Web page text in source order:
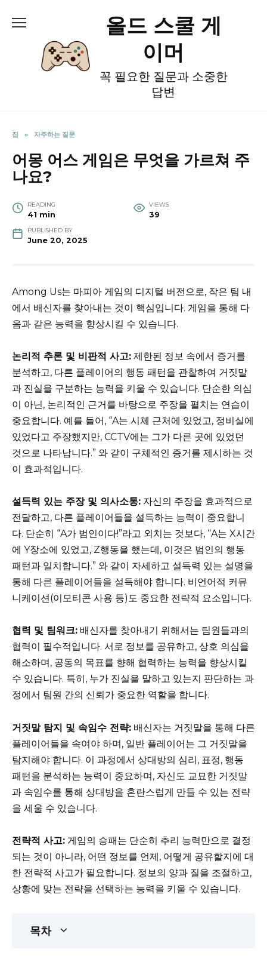
올드 스쿨 게
이머
꼭 필요한 질문과 소중한
답변
집 » 자주하는 질문
어몽 어스 게임은 무엇을 가르쳐 주
나요?
READING
41 min
VIEWS
39
PUBLISHED BY
June 20, 2025
Among Us는 마피아 게임의 디지털 버전으로, 작은 팀 내
에서 배신자를 찾아내는 것이 핵심입니다. 게임을 통해 다
음과 같은 능력을 향상시킬 수 있습니다.
논리적 추론 및 비판적 사고: 제한된 정보 속에서 증거를
분석하고, 다른 플레이어의 행동 패턴을 관찰하여 거짓말
과 진실을 구분하는 능력을 키울 수 있습니다. 단순한 의심
이 아닌, 논리적인 근거를 바탕으로 주장을 펼치는 연습이
중요합니다. 예를 들어, “A는 시체 근처에 있었고, 정비실에
있었다고 주장했지만, CCTV에는 그가 다른 곳에 있었던
것으로 나타납니다.” 와 같이 구체적인 증거를 제시하는 것
이 효과적입니다.
설득력 있는 주장 및 의사소통: 자신의 주장을 효과적으로
전달하고, 다른 플레이어들을 설득하는 능력이 중요합니
다. 단순히 “A가 범인이다!”라고 외치는 것보다, “A는 X시간
에 Y장소에 있었고, Z행동을 했는데, 이것은 범인의 행동
패턴과 일치합니다.” 와 같이 자세하고 설득력 있는 설명을
통해 다른 플레이어들을 설득해야 합니다. 비언어적 커뮤
니케이션(이모티콘 사용 등)도 중요한 전략적 요소입니다.
협력 및 팀워크: 배신자를 찾아내기 위해서는 팀원들과의
협력이 필수적입니다. 서로 정보를 공유하고, 상호 의심을
해소하며, 공동의 목표를 향해 협력하는 능력을 향상시킬
수 있습니다. 특히, 누가 진실을 말하고 있는지 판단하는 과
정에서 팀원 간의 신뢰가 중요한 역할을 합니다.
거짓말 탐지 및 속임수 전략: 배신자는 거짓말을 통해 다른
플레이어들을 속여야 하며, 일반 플레이어는 그 거짓말을
탐지해야 합니다. 이 과정에서 상대방의 심리, 표정, 행동
패턴을 분석하는 능력이 중요하며, 자신도 교묘한 거짓말
과 속임수를 통해 상대방을 혼란스럽게 만들 수 있는 전략
을 세울 수 있습니다.
전략적 사고: 게임의 승패는 단순히 추리 능력만으로 결정
되는 것이 아니라, 어떤 정보를 언제, 어떻게 공유할지에 대
한 전략적 사고가 필요합니다. 정보의 양과 질을 조절하고,
상황에 맞는 전략을 선택하는 능력을 키울 수 있습니다.
목차